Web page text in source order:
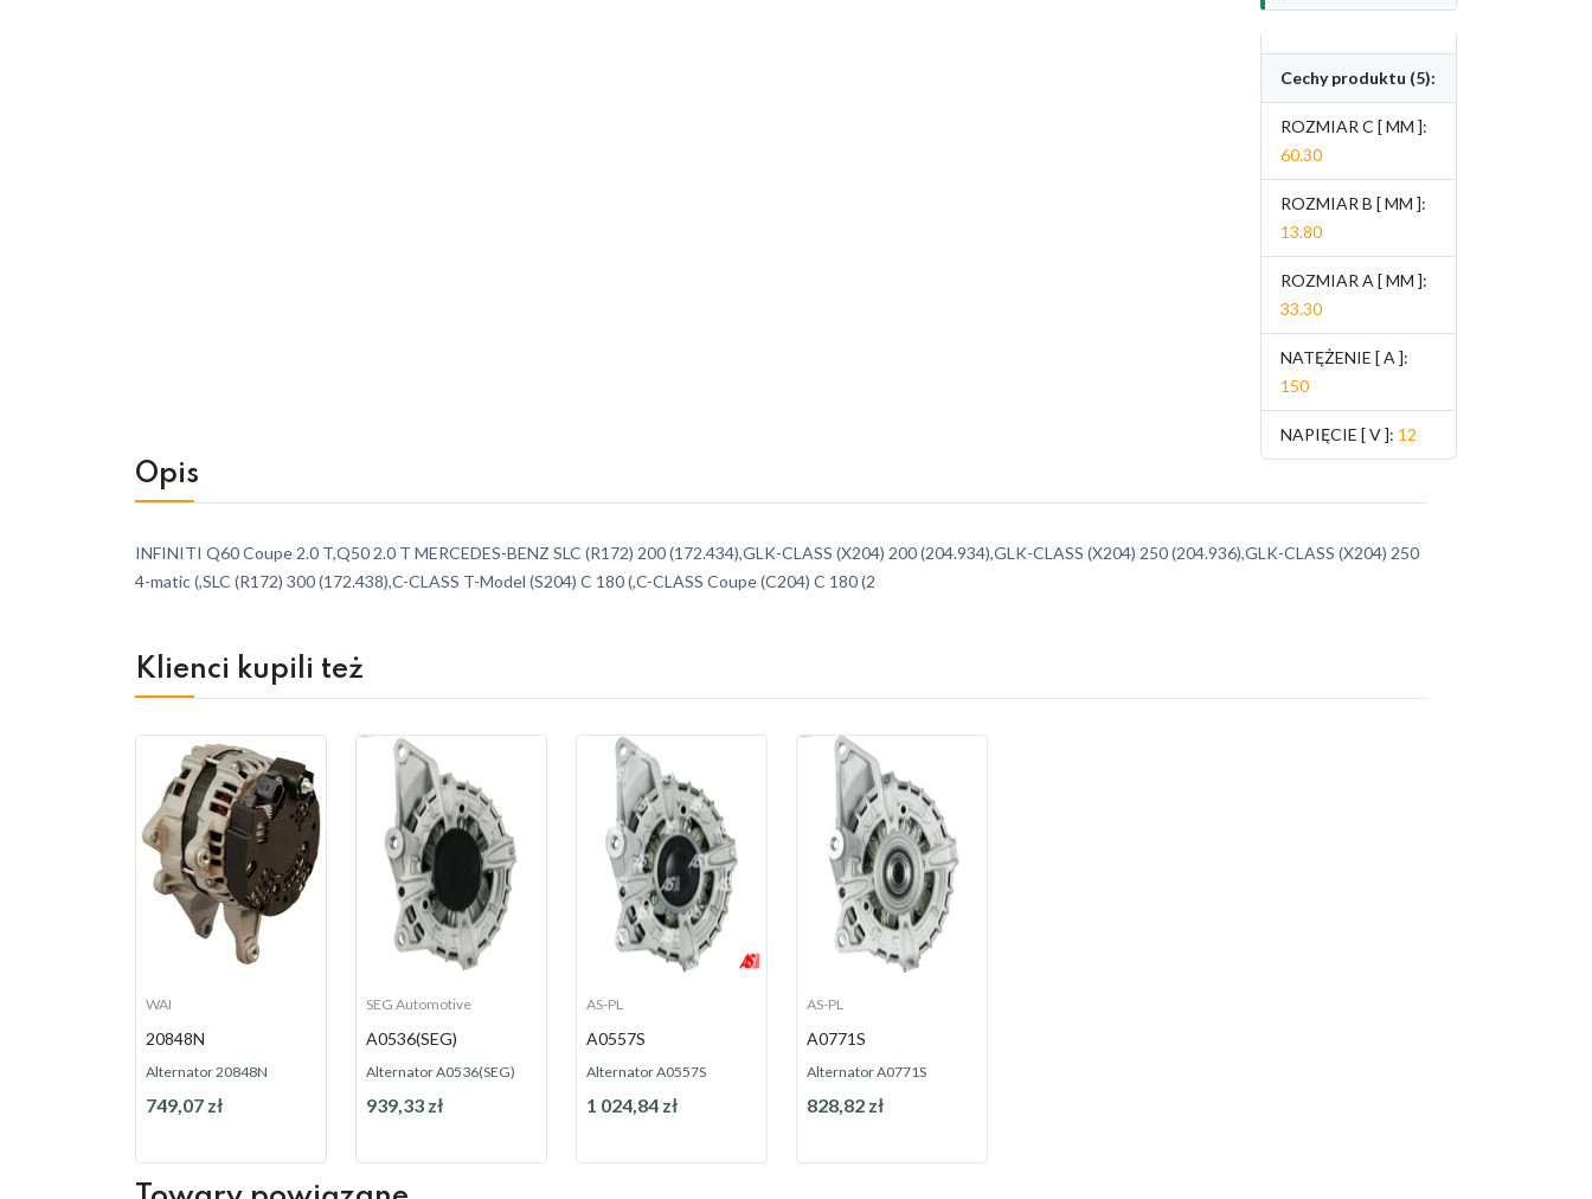
Cechy produktu (5):
ROZMIAR C [ MM ]:
60.30
ROZMIAR B [ MM ]:
13.80
ROZMIAR A [ MM ]:
33.30
NATĘŻENIE [ A ]:
150
NAPIĘCIE [ V ]: 12
Opis
INFINITI Q60 Coupe 2.0 T,Q50 2.0 T MERCEDES-BENZ SLC (R172) 200 (172.434),GLK-CLASS (X204) 200 (204.934),GLK-CLASS (X204) 250 (204.936),GLK-CLASS (X204) 250
4-matic (,SLC (R172) 300 (172.438),C-CLASS T-Model (S204) C 180 (,C-CLASS Coupe (C204) C 180 (2
Klienci kupili też
WAI
20848N
Alternator 20848N
749,07 zł
SEG Automotive
A0536(SEG)
Alternator A0536(SEG)
939,33 zł
AS-PL
A0557S
Alternator A0557S
1 024,84 zł
AS-PL
A0771S
Alternator A0771S
828,82 zł